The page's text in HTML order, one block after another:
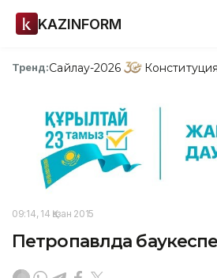
KAZINFORM
Тренд:Сайлау-2026
09:14, 14 Қазан 2015
Петропавлда